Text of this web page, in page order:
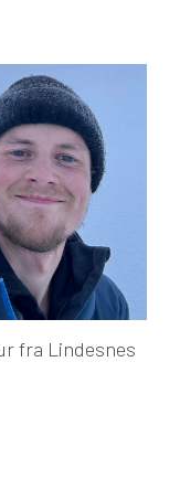
fra Lindesnes